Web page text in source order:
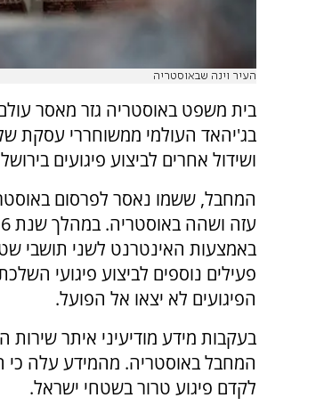
העיר וינה שבאוסטריה
בית משפט באוסטריה גזר מאסר
בג'יהאד העולמי ממשוחררי עסקת
ושידול אחרים לביצוע פיגועים
המחבל, ששמו נאסר לפרסום
באמצעות האינטרנט לשני תושבי
פעילים נוספים לביצוע פיגועי
הפיגועים לא יצאו אל הפועל.
בעקבות מידע מודיעיני איתר שירות
המחבל באוסטריה. מהמידע עלה כי
לקדם פיגוע טרור בשטחי ישראל.